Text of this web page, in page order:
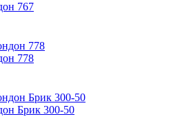
767
778
Брик 300-50